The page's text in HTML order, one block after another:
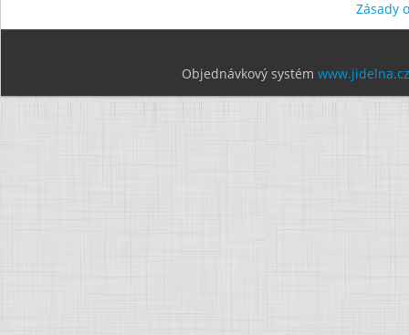
Zásady
Objednávkový systém www.jidelna.cz